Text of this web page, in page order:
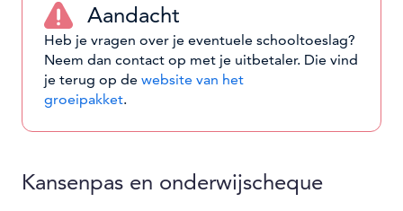
Aandacht
Heb je vragen over je eventuele schooltoeslag?
Neem dan contact op met je uitbetaler. Die vind
je terug op de website van het
groeipakket.
Kansenpas en onderwijscheque